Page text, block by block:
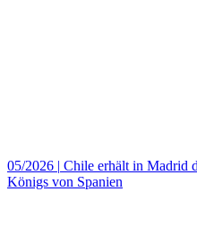
05/2026 | Chile erhält in Madrid
Königs von Spanien